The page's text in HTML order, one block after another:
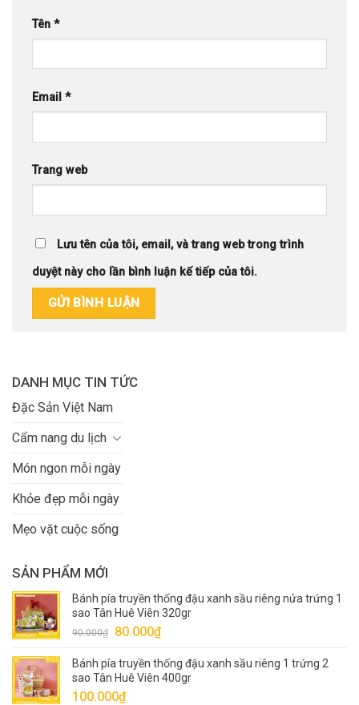
Tên *
Email *
Trang web
Lưu tên của tôi, email, và trang web trong trình
duyệt này cho lần bình luận kế tiếp của tôi.
DANH MỤC TIN TỨC
Đặc Sản Việt Nam
Cẩm nang du lịch
Món ngon mỗi ngày
Khỏe đẹp mỗi ngày
Mẹo vặt cuộc sống
SẢN PHẨM MỚI
Bánh pía truyền thống đậu xanh sầu riêng nửa trứng 1
sao Tân Huê Viên 320gr
90.000₫
Giá
là:
90.000₫.
80.000₫Giá
tại
là:
Bánh pía truyền thống đậu xanh sầu riêng 1 trứng 2
sao Tân Huê Viên 400gr
100.000₫